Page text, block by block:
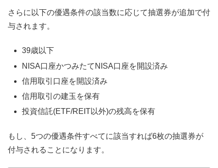
さらに以下の優遇条件の該当数に応じて抽選券が追加で付
与されます。
39歳以下
NISA口座かつみたてNISA口座を開設済み
信用取引口座を開設済み
信用取引の建玉を保有
投資信託(ETF/REIT以外)の残高を保有
もし、5つの優遇条件すべてに該当すれば6枚の抽選券が
付与されることになります。